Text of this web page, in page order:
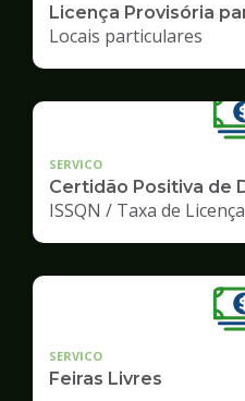
Licença Provisória
Locais particulares
SERVICO
Certidão Positiva de
ISSQN / Taxa de
SERVICO
Feiras Livres